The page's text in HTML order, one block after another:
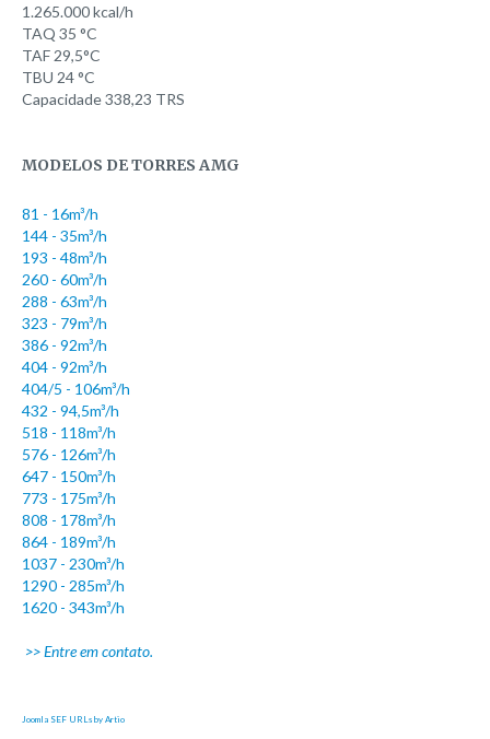
Torre de resfriamento Seminova
AMG 647/3
Alfaterm INS 425
Alpina 100/5
Alpina 80/3
Alpina 50/3
Alpina INS 20
Alpina INS 16
Korper 180/2
Korper 320/9
Enchimento de respingo ou contato
Enchimento tipo grade
Enchimento alta performance
Enchimento tipo bloco de grade
Enchimento tipo bandeja
Eliminador de gotas
Bicos aspersores
1.265.000 kcal/h
TAQ 35 °C
TAF 29,5°C
TBU 24 °C
Capacidade 338,23 TRS
MODELOS DETORRES AMG
81 - 16m³/h
144 - 35m³/h
193 - 48m³/h
260 - 60m³/h
288 - 63m³/h
323 - 79m³/h
386 - 92m³/h
404 - 92m³/h
404/5 - 106m³/h
432 - 94,5m³/h
518 - 118m³/h
576 - 126m³/h
647 - 150m³/h
773 - 175m³/h
808 - 178m³/h
864 - 189m³/h
1037 - 230m³/h
1290 - 285m³/h
1620 - 343m³/h
>> Entre em contato.
Joomla SEF URLs by Artio